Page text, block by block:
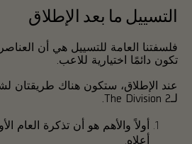
التسييل ما بعد الإطلاق
فلسفتنا العامة للتسييل هي أن
تكون دائمًا اختيارية للاعب.
عند الإطلاق، ستكون هناك طريقتان
لـThe Division 2.
أولاً والأهم هو أن تذكرة العام
أعلاه.